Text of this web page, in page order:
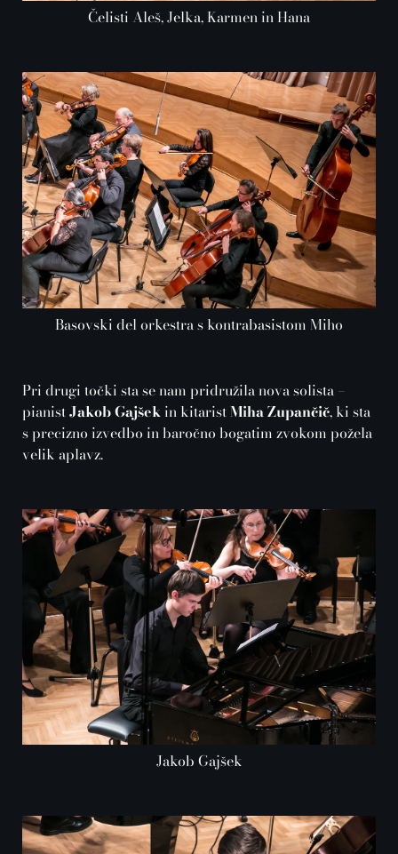
Čelisti Aleš, Jelka, Karmen in Hana
Basovski del orkestra s kontrabasistom Miho
Pri drugi točki sta se nam pridružila nova solista –
pianistJakob Gajšek in kitaristMiha Zupančič, ki sta
s precizno izvedbo in baročno bogatim zvokom požela
velik aplavz.
Jakob Gajšek